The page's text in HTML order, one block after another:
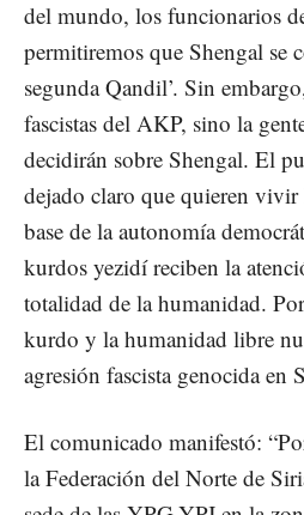
del mundo, los funcionarios
permitiremos que Shengal se
segunda Qandil’. Sin
fascistas del AKP, sino la
decidirán sobre Shengal. El
dejado claro que quieren vivir
base de la autonomía
kurdos yezidí reciben la
totalidad de la humanidad.
kurdo y la humanidad libre
agresión fascista genocida en
El comunicado manifestó:
la Federación del Norte de